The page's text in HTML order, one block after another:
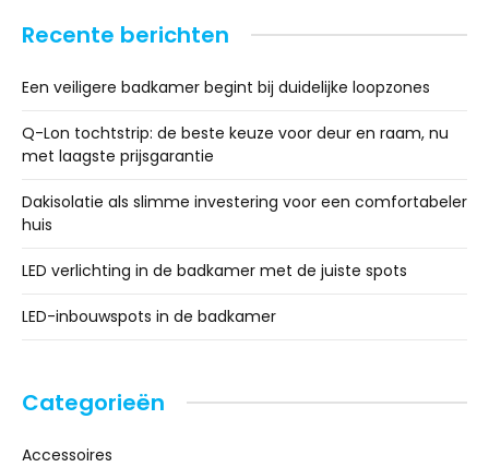
Recente berichten
Een veiligere badkamer begint bij duidelijke loopzones
Q-Lon tochtstrip: de beste keuze voor deur en raam, nu
met laagste prijsgarantie
Dakisolatie als slimme investering voor een comfortabeler
huis
LED verlichting in de badkamer met de juiste spots
LED-inbouwspots in de badkamer
Categorieën
Accessoires